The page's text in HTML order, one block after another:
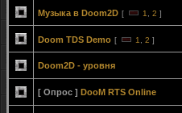
Музыка в Doom2D [ 1 2 ]
Doom TDS Demo [ 1 2 ]
Doom2D - уровня
[ Опрос ] DooM RTS Online